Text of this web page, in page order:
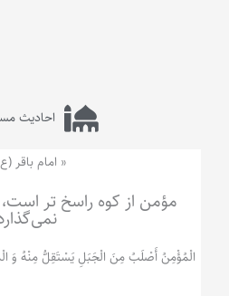
احادیث
« امام باقر
مؤمن از کوه راسخ تر است،
الْمُؤْمِنُ‌ أَصْلَبُ‌ مِنَ‌ الْجَبَلِ‌ یَسْتَقِلُّ مِنْهُ وَ